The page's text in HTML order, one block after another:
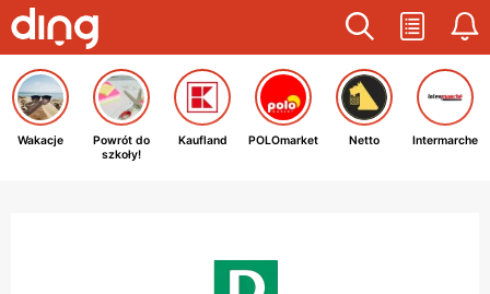
Wakacje
Powrót do
szkoły!
Kaufland POLOmarket Netto Intermarche